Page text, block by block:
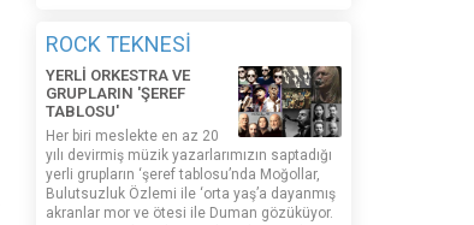
ROCK TEKNESİ
YERLİ ORKESTRA VE
GRUPLARIN 'ŞEREF
TABLOSU'
Her biri meslekte en az 20
yılı devirmiş müzik yazarlarımızın saptadığı
yerli grupların ‘şeref tablosu’nda Moğollar,
Bulutsuzluk Özlemi ile ‘orta yaş’a dayanmış
akranlar mor ve ötesi ile Duman gözüküyor.